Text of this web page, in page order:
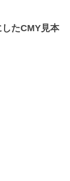
たCMY見本